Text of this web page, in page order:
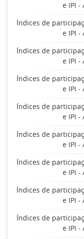
e IPI -
Índices de
e IPI -
Índices de
e IPI -
Índices de
e IPI -
Índices de
e IPI -
Índices de
e IPI -
Índices de
e IPI -
Índices de
e IPI -
Índices de
e IPI -